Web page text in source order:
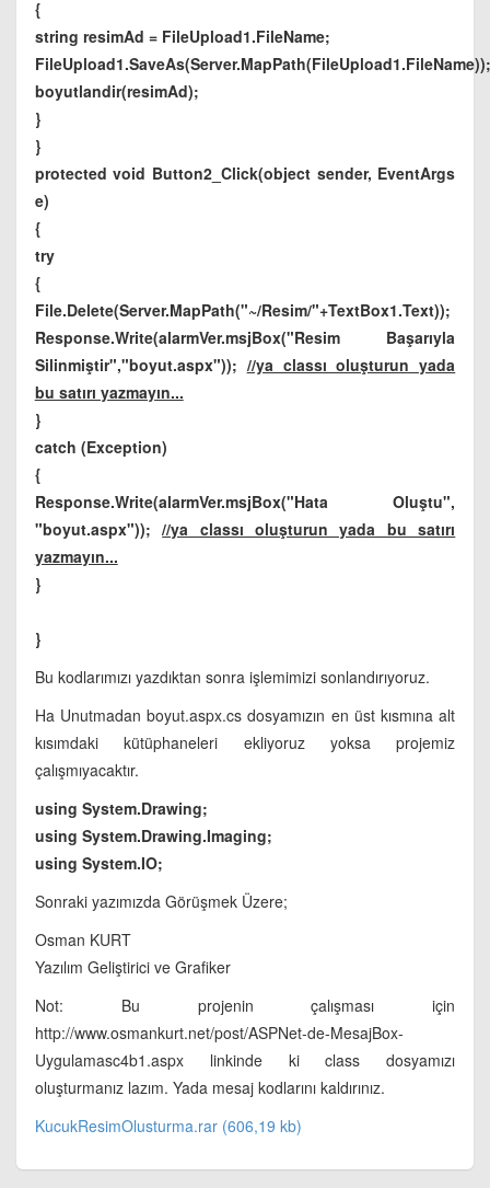
{
string resimAd = FileUpload1.FileName;
FileUpload1.SaveAs(Server.MapPath(FileUpload1.FileName));
boyutlandir(resimAd);
}
}
protected void Button2_Click(object sender, EventArgs
e)
{
try
{
File.Delete(Server.MapPath("~/Resim/"+TextBox1.Text));
Response.Write(alarmVer.msjBox("Resim Başarıyla
Silinmiştir","boyut.aspx")); //ya classı oluşturun yada
bu satırı yazmayın...
}
catch (Exception)
{
Response.Write(alarmVer.msjBox("Hata Oluştu",
"boyut.aspx"));//ya classı oluşturun yada bu satırı
yazmayın...
}
}
Bu kodlarımızı yazdıktan sonra işlemimizi sonlandırıyoruz.
Ha Unutmadan boyut.aspx.cs dosyamızın en üst kısmına alt
kısımdaki kütüphaneleri ekliyoruz yoksa projemiz
çalışmıyacaktır.
using System.Drawing;
using System.Drawing.Imaging;
using System.IO;
Sonraki yazımızda Görüşmek Üzere;
Osman KURT
Yazılım Geliştirici ve Grafiker
Not: Bu projenin çalışması için
http://www.osmankurt.net/post/ASPNet-de-MesajBox-
Uygulamasc4b1.aspx linkinde ki class dosyamızı
oluşturmanız lazım. Yada mesaj kodlarını kaldırınız.
KucukResimOlusturma.rar (606,19 kb)